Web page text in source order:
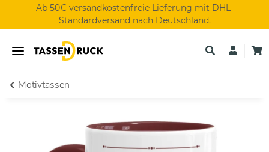
Ab 50€ versandkostenfreie Lieferung mit DHL-
Standardversand nach Deutschland.
Motivtassen